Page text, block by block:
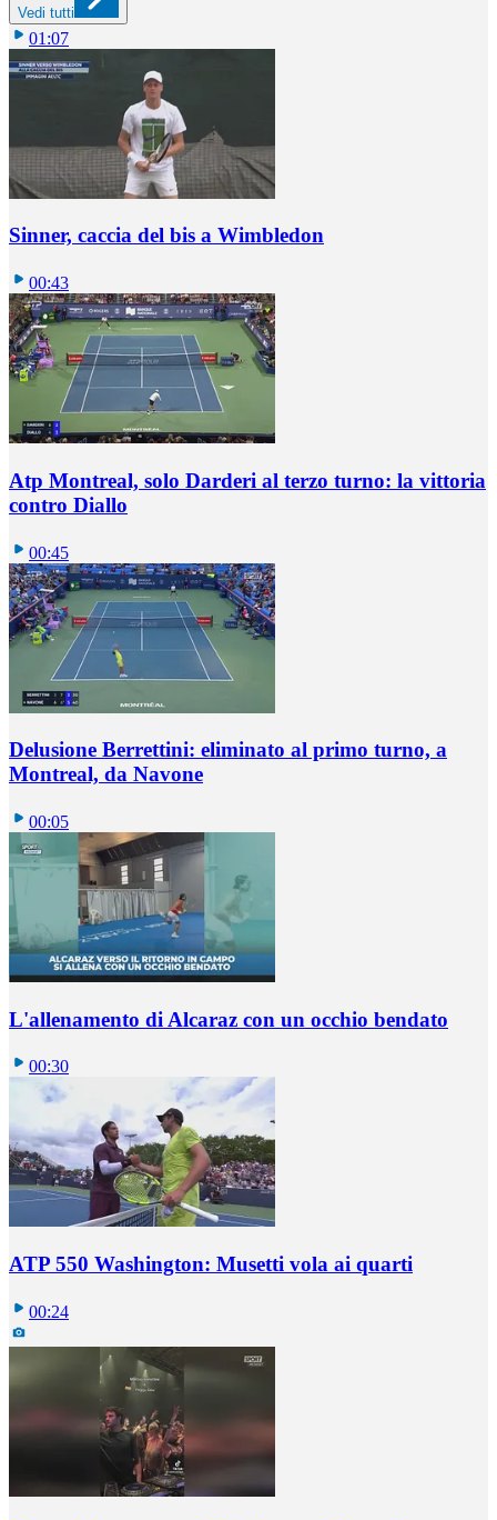
Vedi tutti
01:07
Sinner, caccia del bis a Wimbledon
00:43
Atp Montreal, solo Darderi al terzo turno: la vittoria
contro Diallo
00:45
Delusione Berrettini: eliminato al primo turno, a
Montreal, da Navone
00:05
L'allenamento di Alcaraz con un occhio bendato
00:30
ATP 550 Washington: Musetti vola ai quarti
00:24